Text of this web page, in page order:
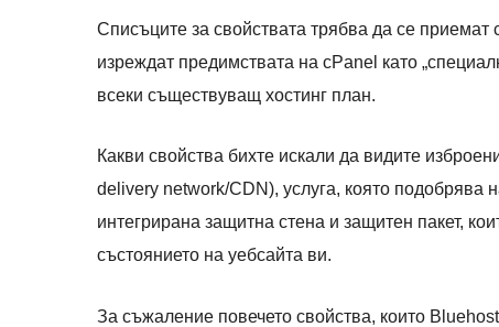
Списъците за свойствата трябва да се
изреждат предимствата на cPanel като
всеки съществуващ хостинг план.
Какви свойства бихте искали да видите
delivery network/CDN), услуга, която подобрява
интегрирана защитна стена и защитен пакет,
състоянието на уебсайта ви.
За съжаление повечето свойства, които